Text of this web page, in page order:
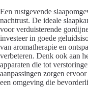
Een rustgevende
nachtrust. De ideale
voor verduisterende
investeer in goede
van aromatherapie en
verbeteren. Denk ook aan
apparaten die tot
aanpassingen zorgen
een omgeving die